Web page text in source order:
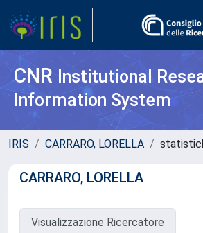
CNR Institutional
Information System
IRIS CARRARO, LORELLA
CARRARO, LORELLA
Visualizzazione Ricercatore